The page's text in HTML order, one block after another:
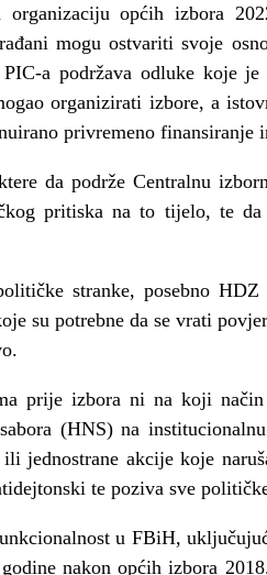
općih izbora
mogu ostvariti svoje
a podržava odluke koje
organizirati izbore, a
privremeno finansiranje
da podrže Centralnu
pritiska na to tijelo, te da
stranke, posebno
su potrebne da se vrati
prije izbora ni na koji
(HNS) na
jednostrane akcije koje
te poziva sve
u FBiH,
nakon općih izbora